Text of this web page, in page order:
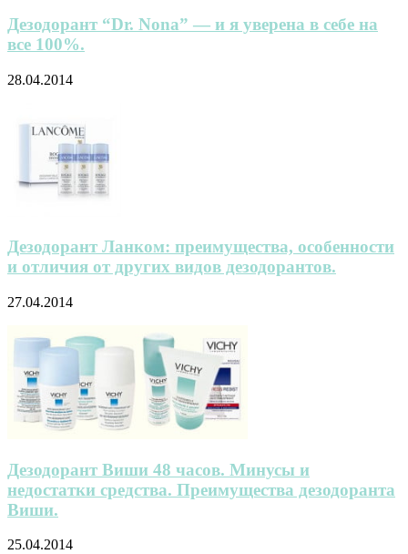
Дезодорант “Dr. Nona” — и я уверена в себе на
все 100%.
28.04.2014
Дезодорант Ланком: преимущества, особенности
и отличия от других видов дезодорантов.
27.04.2014
Дезодорант Виши 48 часов. Минусы и
недостатки средства. Преимущества дезодоранта
Виши.
25.04.2014